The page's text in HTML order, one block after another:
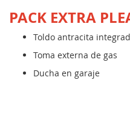
PACK EXTRA
Toldo antracita
Toma externa de gas
Ducha en garaje